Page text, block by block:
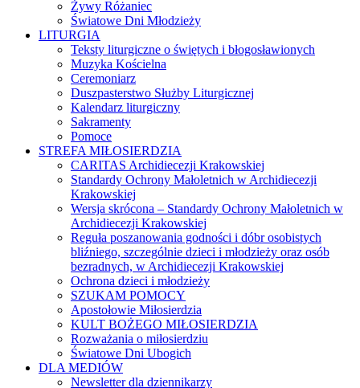
Żywy Różaniec
Światowe Dni Młodzieży
LITURGIA
Teksty liturgiczne o świętych i błogosławionych
Muzyka Kościelna
Ceremoniarz
Duszpasterstwo Służby Liturgicznej
Kalendarz liturgiczny
Sakramenty
Pomoce
STREFA MIŁOSIERDZIA
CARITAS Archidiecezji Krakowskiej
Standardy Ochrony Małoletnich w Archidiecezji
Krakowskiej
Wersja skrócona – Standardy Ochrony Małoletnich w
Archidiecezji Krakowskiej
Reguła poszanowania godności i dóbr osobistych
bliźniego, szczególnie dzieci i młodzieży oraz osób
bezradnych, w Archidiecezji Krakowskiej
Ochrona dzieci i młodzieży
SZUKAM POMOCY
Apostołowie Miłosierdzia
KULT BOŻEGO MIŁOSIERDZIA
Rozważania o miłosierdziu
Światowe Dni Ubogich
DLA MEDIÓW
Newsletter dla dziennikarzy